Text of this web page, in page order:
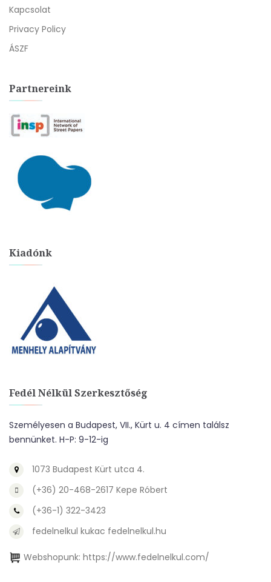
Kapcsolat
Privacy Policy
ÁSZF
Partnereink
Kiadónk
Fedél Nélkül Szerkesztőség
Személyesen a Budapest, VII., Kürt u. 4 címen találsz
bennünket. H-P: 9-12-ig
1073 Budapest Kürt utca 4.
(+36) 20-468-2617 Kepe Róbert
(+36-1) 322-3423
fedelnelkul kukac fedelnelkul.hu
Webshopunk: https://www.fedelnelkul.com/